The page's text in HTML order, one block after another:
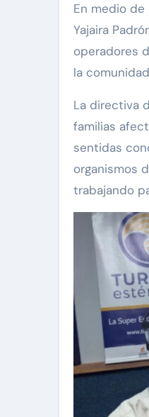
En medio de
Yajaira
operadores
la
La directiva
familias
sentidas
organismos
trabajando